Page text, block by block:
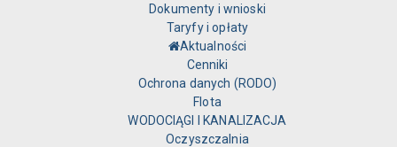
Dokumenty i wnioski
Taryfy i opłaty
Aktualności
Cenniki
Ochrona danych (RODO)
Flota
WODOCIĄGI I KANALIZACJA
Oczyszczalnia